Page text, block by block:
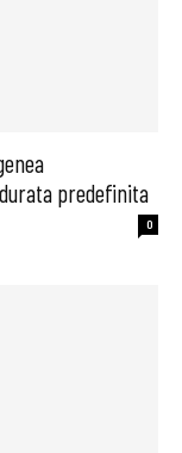
predefinita
0